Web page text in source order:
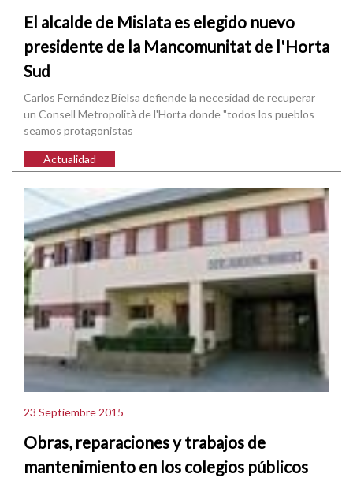
El alcalde de Mislata es elegido nuevo
presidente de la Mancomunitat de l'Horta
Sud
Carlos Fernández Bielsa defiende la necesidad de recuperar
un Consell Metropolità de l'Horta donde "todos los pueblos
seamos protagonistas
Actualidad
23 Septiembre 2015
Obras, reparaciones y trabajos de
mantenimiento en los colegios públicos